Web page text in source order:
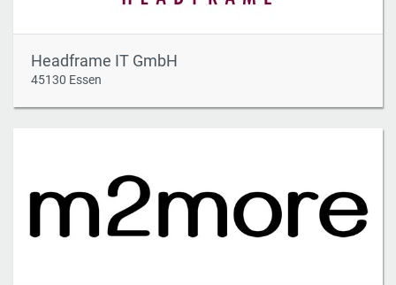
Headframe IT GmbH
45130 Essen